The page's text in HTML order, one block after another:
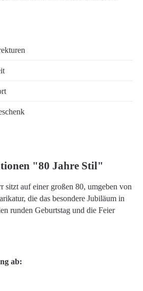
"80 Jahre Stil"
sitzt auf einer großen 80, umgeben von
die das besondere Jubiläum in
runden Geburtstag und die Feier
ab: